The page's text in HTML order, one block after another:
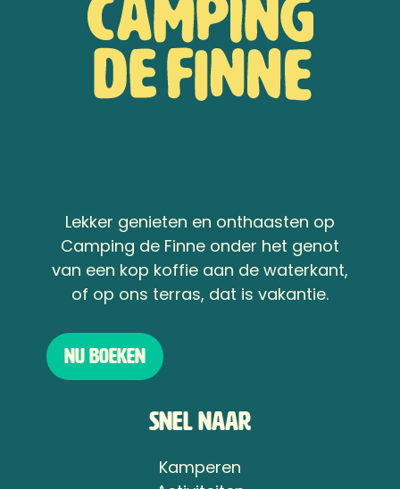
Lekker genieten en onthaasten op
Camping de Finne onder het genot
van een kop koffie aan de waterkant,
of op ons terras, dat is vakantie.
Nu boeken
Snel naar
Kamperen